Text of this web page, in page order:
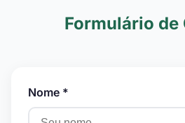
Formulário de
Nome *